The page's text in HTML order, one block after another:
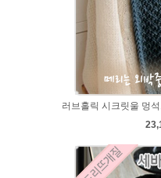
러브홀릭 시크릿울 멍